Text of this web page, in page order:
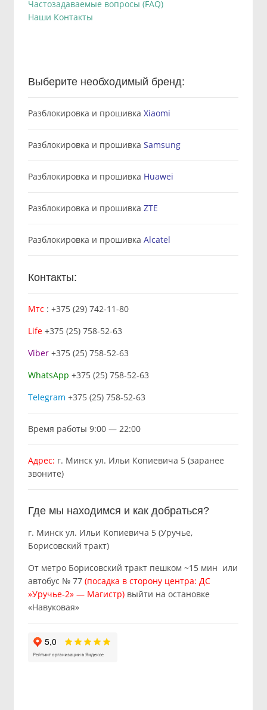
Частозадаваемые вопросы (FAQ)
Наши Контакты
Выберите необходимый бренд:
Разблокировка и прошивка Xiaomi
Разблокировка и прошивка Samsung
Разблокировка и прошивка Huawei
Разблокировка и прошивка ZTE
Разблокировка и прошивка Alcatel
Контакты:
Мтс : +375 (29) 742-11-80
Life+375 (25) 758-52-63
Viber+375 (25) 758-52-63
WhatsApp +375 (25) 758-52-63
Telegram +375 (25) 758-52-63
Время работы 9:00 — 22:00
Адрес: г. Минск ул. Ильи Копиевича 5 (заранее
звоните)
Где мы находимся и как добраться?
г. Минск ул. Ильи Копиевича 5 (Уручье,
Борисовский тракт)
От метро Борисовский тракт пешком ~15 мин или
автобус № 77 (посадка в сторону центра: ДС
»Уручье-2» — Магистр)выйти на остановке
«Навуковая»